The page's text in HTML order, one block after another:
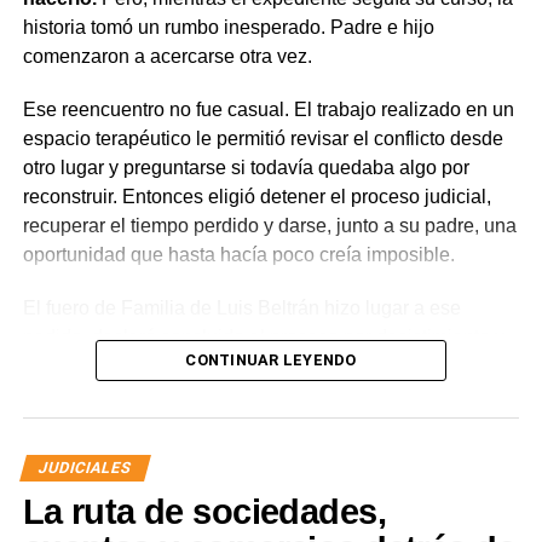
lesionado reclame por la vía civil una indemnización
por los daños que considere haber sufrido.
historia tomó un rumbo inesperado. Padre e hijo
comenzaron a acercarse otra vez.
Ese reencuentro no fue casual. El trabajo realizado en un
espacio terapéutico le permitió revisar el conflicto desde
otro lugar y preguntarse si todavía quedaba algo por
reconstruir. Entonces eligió detener el proceso judicial,
recuperar el tiempo perdido y darse, junto a su padre, una
oportunidad que hasta hacía poco creía imposible.
pedido, declaró concluido el proceso por desistimiento y
ordenó el archivo de las actuaciones. La jueza consideró
la legislación para poner fin al expediente.
El joven había promovido la acción para solicitar la
supresión de su apellido paterno. Durante la etapa inicial
del trámite se incorporó la documentación presentada, se
CONTINUAR LEYENDO
JUDICIALES
La ruta de sociedades,